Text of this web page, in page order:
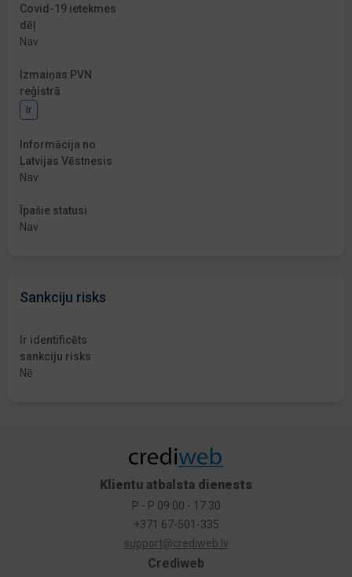
Covid-19 ietekmes
dēļ
Nav
Izmaiņas PVN
reģistrā
Ir
Informācija no
Latvijas Vēstnesis
Nav
Īpašie statusi
Nav
Sankciju risks
Ir identificēts
sankciju risks
Nē
Crediweb
Klientu atbalsta dienests
P - P 09:00 - 17:30
+371 67-501-335
support@crediweb.lv